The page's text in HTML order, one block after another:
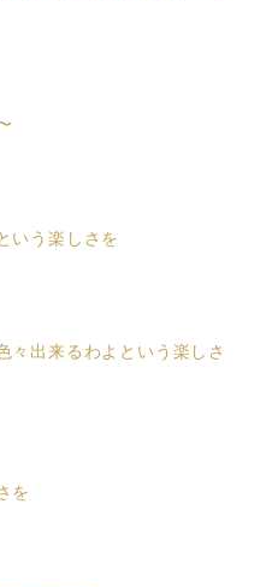
いう楽しさを
々出来るわよという楽しさ
を